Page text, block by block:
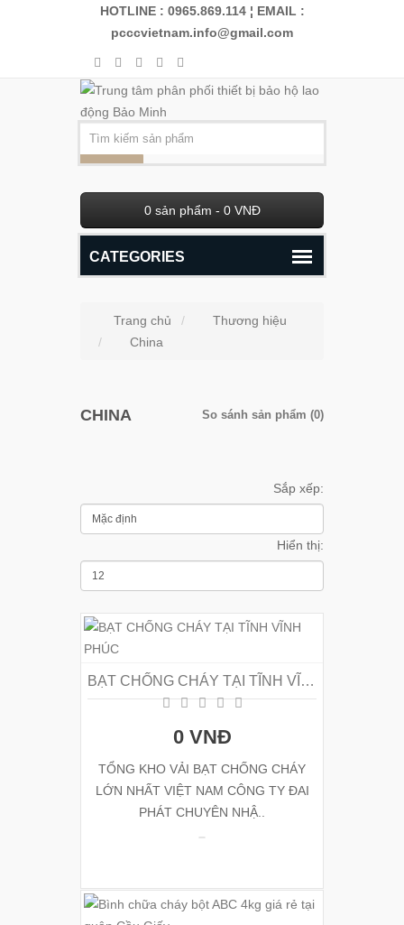
HOTLINE : 0965.869.114 ¦ EMAIL :
pcccvietnam.info@gmail.com
0 sản phẩm - 0 VNĐ
CATEGORIES
Trang chủ
Thương hiệu
China
CHINA So sánh sản phẩm (0)
Sắp xếp:
Hiển thị:
BẠT CHỐNG CHÁY TẠI TĨNH VĨNH PHÚC
0 VNĐ
TỔNG KHO VẢI BẠT CHỐNG CHÁY
LỚN NHẤT VIỆT NAM CÔNG TY ĐAI
PHÁT CHUYÊN NHẬ..